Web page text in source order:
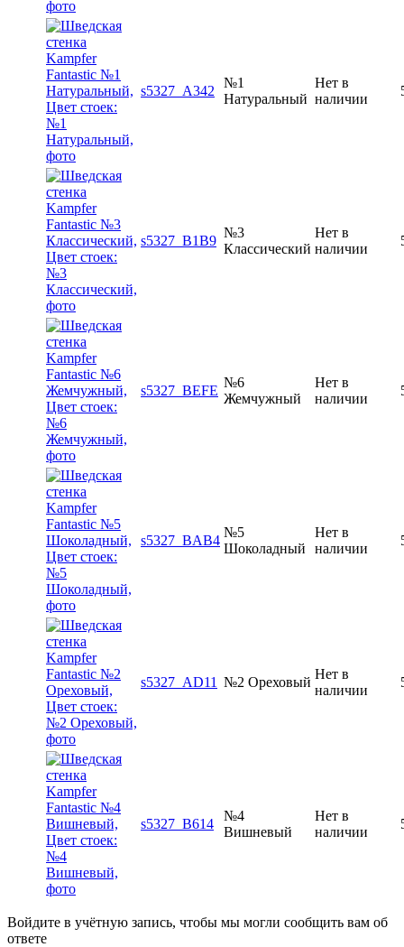
s5327_A342
№1
Натуральный
Нет в
наличии
s5327_B1B9
№3
Классический
Нет в
наличии
s5327_BEFE
№6
Жемчужный
Нет в
наличии
s5327_BAB4
№5
Шоколадный
Нет в
наличии
s5327_AD11 №2 Ореховый
Нет в
наличии
s5327_B614
№4
Вишневый
Нет в
наличии
Войдите в учётную запись, чтобы мы могли сообщить вам об
ответе